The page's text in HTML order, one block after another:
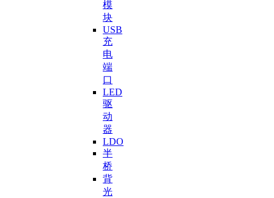
模
块
USB
充
电
端
口
LED
驱
动
器
LDO
半
桥
背
光